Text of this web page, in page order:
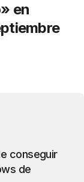
en
conseguir
de